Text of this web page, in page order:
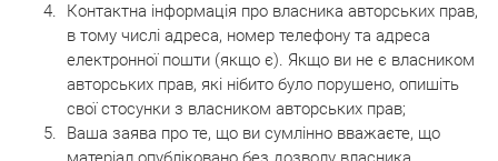
Контактна інформація про власника авторських прав,
в тому числі адреса, номер телефону та адреса
електронної пошти (якщо є). Якщо ви не є власником
авторських прав, які нібито було порушено, опишіть
свої стосунки з власником авторських прав;
Ваша заява про те, що ви сумлінно вважаєте, що